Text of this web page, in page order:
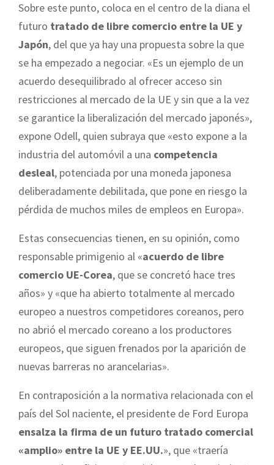
Sobre este punto, coloca en el centro de la diana el
futuro tratado de libre comercio entre la UE y
Japón, del que ya hay una propuesta sobre la que
se ha empezado a negociar. «Es un ejemplo de un
acuerdo desequilibrado al ofrecer acceso sin
restricciones al mercado de la UE y sin que a la vez
se garantice la liberalización del mercado japonés»,
expone Odell, quien subraya que «esto expone a la
industria del automóvil a una competencia
desleal, potenciada por una moneda japonesa
deliberadamente debilitada, que pone en riesgo la
pérdida de muchos miles de empleos en Europa».
Estas consecuencias tienen, en su opinión, como
responsable primigenio al «acuerdo de libre
comercio UE-Corea, que se concretó hace tres
años» y «que ha abierto totalmente al mercado
europeo a nuestros competidores coreanos, pero
no abrió el mercado coreano a los productores
europeos, que siguen frenados por la aparición de
nuevas barreras no arancelarias».
En contraposición a la normativa relacionada con el
país del Sol naciente, el presidente de Ford Europa
ensalza la firma de un futuro tratado comercial
«amplio» entre la UE y EE.UU.», que «traería